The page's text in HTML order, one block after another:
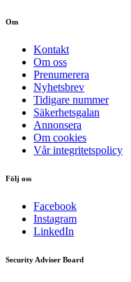
Om
Kontakt
Om oss
Prenumerera
Nyhetsbrev
Tidigare nummer
Säkerhetsgalan
Annonsera
Om cookies
Vår integritetspolicy
Följ oss
Facebook
Instagram
LinkedIn
Security Adviser Board